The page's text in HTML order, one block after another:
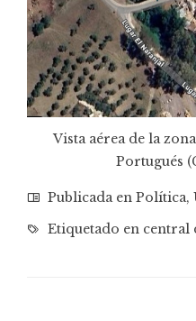
Vista aérea de la
Portugués
Publicada en Política,
Etiquetado en central